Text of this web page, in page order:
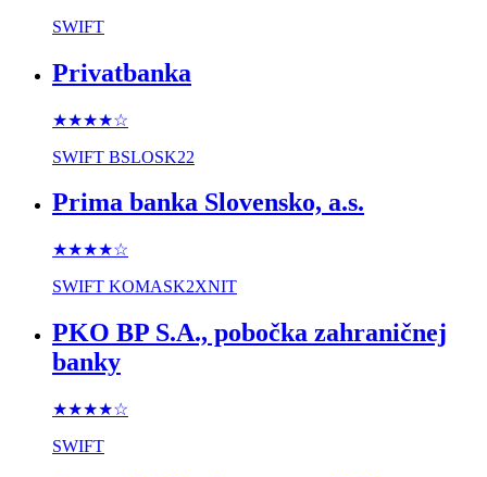
SWIFT
Privatbanka
★★★★☆
SWIFT BSLOSK22
Prima banka Slovensko, a.s.
★★★★☆
SWIFT KOMASK2XNIT
PKO BP S.A., pobočka zahraničnej
banky
★★★★☆
SWIFT